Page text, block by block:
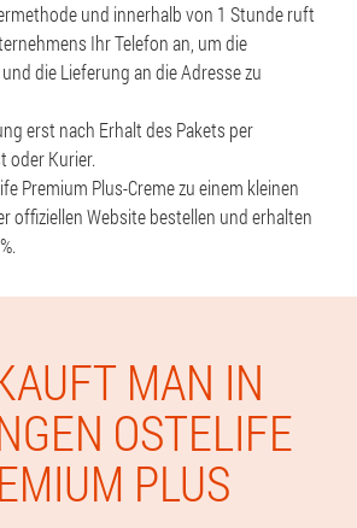
und innerhalb von 1 Stunde ruft
Ihr Telefon an, um die
die Lieferung an die Adresse zu
erst nach Erhalt des Pakets per
oder Kurier.
Premium Plus-Creme zu einem kleinen
offiziellen Website bestellen und erhalten
MAN IN
OSTELIFE
PLUS